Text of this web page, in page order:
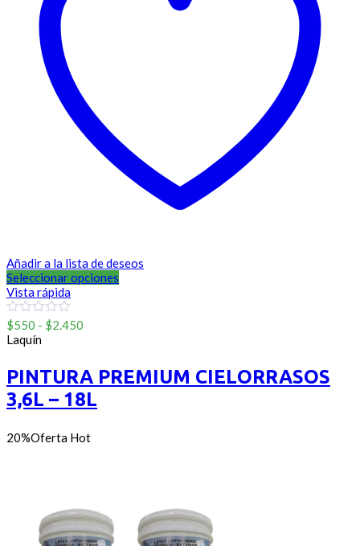
Añadir a la lista de deseos
Seleccionar opciones
Vista rápida
0
out
of
$550 - $2.450
desde
$550
hasta
$2.450
Laquín
PINTURA PREMIUM CIELORRASOS
3,6L – 18L
20%Oferta Hot